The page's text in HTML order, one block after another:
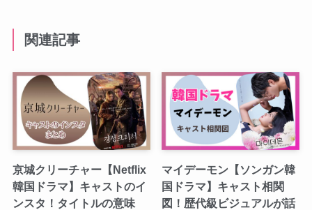
関連記事
京城クリーチャー【Netflix
韓国ドラマ】キャストのイ
ンスタ！タイトルの意味
マイデーモン【ソンガン韓
国ドラマ】キャスト相関
図！歴代級ビジュアルが話